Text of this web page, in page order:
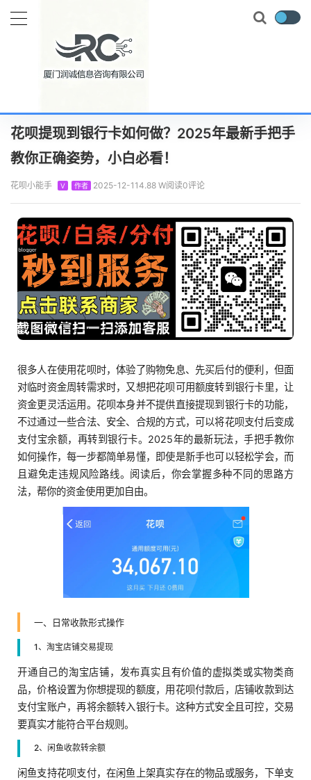
当前位置： 首页 知识百科
花呗提现到银行卡如何做？2025年最新手把手
教你正确姿势，小白必看！
花呗小能手 V 作者 2025-12-114.88 W阅读0评论
很多人在使用花呗时，体验了购物免息、先买后付的便利，但面
对临时资金周转需求时，又想把花呗可用额度转到银行卡里，让
资金更灵活运用。花呗本身并不提供直接提现到银行卡的功能，
不过通过一些合法、安全、合规的方式，可以将花呗支付后变成
支付宝余额，再转到银行卡。2025年的最新玩法，手把手教你
如何操作，每一步都简单易懂，即使是新手也可以轻松学会，而
且避免走违规风险路线。阅读后，你会掌握多种不同的思路方
法，帮你的资金使用更加自由。
一、日常收款形式操作
1、淘宝店铺交易提现
开通自己的淘宝店铺，发布真实且有价值的虚拟类或实物类商
品，价格设置为你想提现的额度，用花呗付款后，店铺收款到达
支付宝账户，再将余额转入银行卡。这种方式安全且可控，交易
要真实才能符合平台规则。
2、闲鱼收款转余额
闲鱼支持花呗支付，在闲鱼上架真实存在的物品或服务，下单支